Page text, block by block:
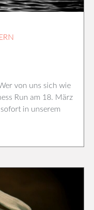
von uns sich wie
Run am 18. März
in unserem